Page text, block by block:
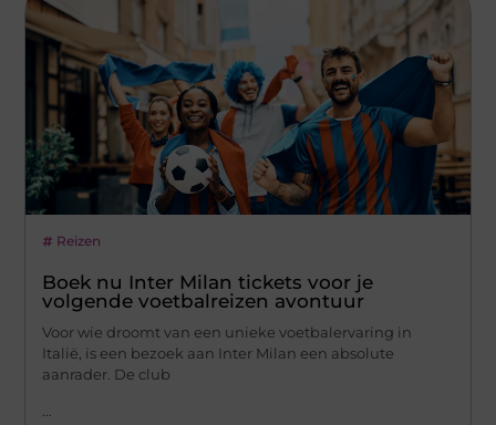
Reizen
Boek nu Inter Milan tickets voor je
volgende voetbalreizen avontuur
Voor wie droomt van een unieke voetbalervaring in
Italië, is een bezoek aan Inter Milan een absolute
aanrader. De club
...